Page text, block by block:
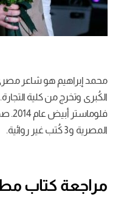
الكُبرى وتخرج من كلية
فلوماستر أبيض عام 2014.
المصرية و3 كُتب غير روائية.
مراجعة كتاب